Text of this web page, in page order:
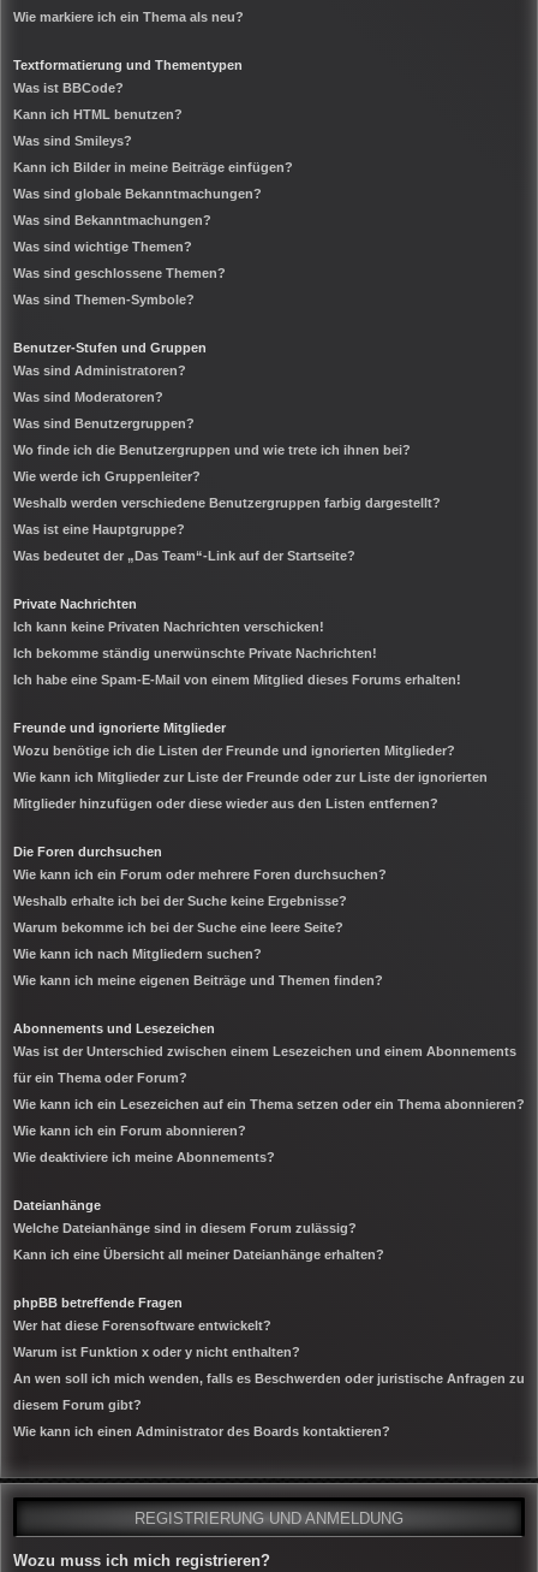
Wie markiere ich ein Thema als neu?
Textformatierung und Thementypen
Was ist BBCode?
Kann ich HTML benutzen?
Was sind Smileys?
Kann ich Bilder in meine Beiträge einfügen?
Was sind globale Bekanntmachungen?
Was sind Bekanntmachungen?
Was sind wichtige Themen?
Was sind geschlossene Themen?
Was sind Themen-Symbole?
Benutzer-Stufen und Gruppen
Was sind Administratoren?
Was sind Moderatoren?
Was sind Benutzergruppen?
Wo finde ich die Benutzergruppen und wie trete ich ihnen bei?
Wie werde ich Gruppenleiter?
Weshalb werden verschiedene Benutzergruppen farbig dargestellt?
Was ist eine Hauptgruppe?
Was bedeutet der „Das Team“-Link auf der Startseite?
Private Nachrichten
Ich kann keine Privaten Nachrichten verschicken!
Ich bekomme ständig unerwünschte Private Nachrichten!
Ich habe eine Spam-E-Mail von einem Mitglied dieses Forums erhalten!
Freunde und ignorierte Mitglieder
Wozu benötige ich die Listen der Freunde und ignorierten Mitglieder?
Wie kann ich Mitglieder zur Liste der Freunde oder zur Liste der ignorierten
Mitglieder hinzufügen oder diese wieder aus den Listen entfernen?
Die Foren durchsuchen
Wie kann ich ein Forum oder mehrere Foren durchsuchen?
Weshalb erhalte ich bei der Suche keine Ergebnisse?
Warum bekomme ich bei der Suche eine leere Seite?
Wie kann ich nach Mitgliedern suchen?
Wie kann ich meine eigenen Beiträge und Themen finden?
Abonnements und Lesezeichen
Was ist der Unterschied zwischen einem Lesezeichen und einem Abonnements
für ein Thema oder Forum?
Wie kann ich ein Lesezeichen auf ein Thema setzen oder ein Thema abonnieren?
Wie kann ich ein Forum abonnieren?
Wie deaktiviere ich meine Abonnements?
Dateianhänge
Welche Dateianhänge sind in diesem Forum zulässig?
Kann ich eine Übersicht all meiner Dateianhänge erhalten?
phpBB betreffende Fragen
Wer hat diese Forensoftware entwickelt?
Warum ist Funktion x oder y nicht enthalten?
An wen soll ich mich wenden, falls es Beschwerden oder juristische Anfragen zu
diesem Forum gibt?
Wie kann ich einen Administrator des Boards kontaktieren?
REGISTRIERUNG UND ANMELDUNG
Wozu muss ich mich registrieren?